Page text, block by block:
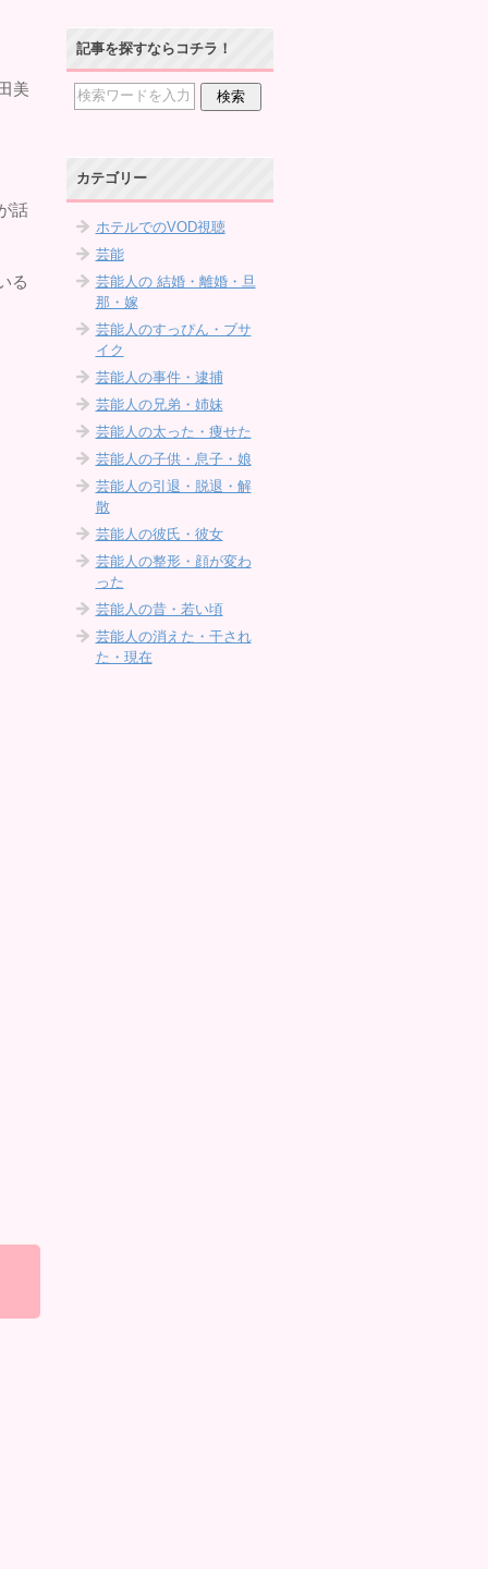
美
話
る
記事を探すならコチラ！
カテゴリー
ホテルでのVOD視聴
芸能
芸能人の 結婚・離婚・旦
那・嫁
芸能人のすっぴん・ブサ
イク
芸能人の事件・逮捕
芸能人の兄弟・姉妹
芸能人の太った・痩せた
芸能人の子供・息子・娘
芸能人の引退・脱退・解
散
芸能人の彼氏・彼女
芸能人の整形・顔が変わ
った
芸能人の昔・若い頃
芸能人の消えた・干され
た・現在